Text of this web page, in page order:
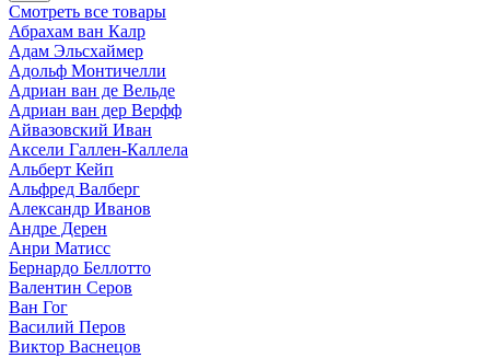
Смотреть все товары
Абрахам ван Калр
Адам Эльсхаймер
Адольф Монтичелли
Адриан ван де Вельде
Адриан ван дер Верфф
Айвазовский Иван
Аксели Галлен-Каллела
Альберт Кейп
Альфред Валберг
Александр Иванов
Андре Дерен
Анри Матисс
Бернардо Беллотто
Валентин Серов
Ван Гог
Василий Перов
Виктор Васнецов